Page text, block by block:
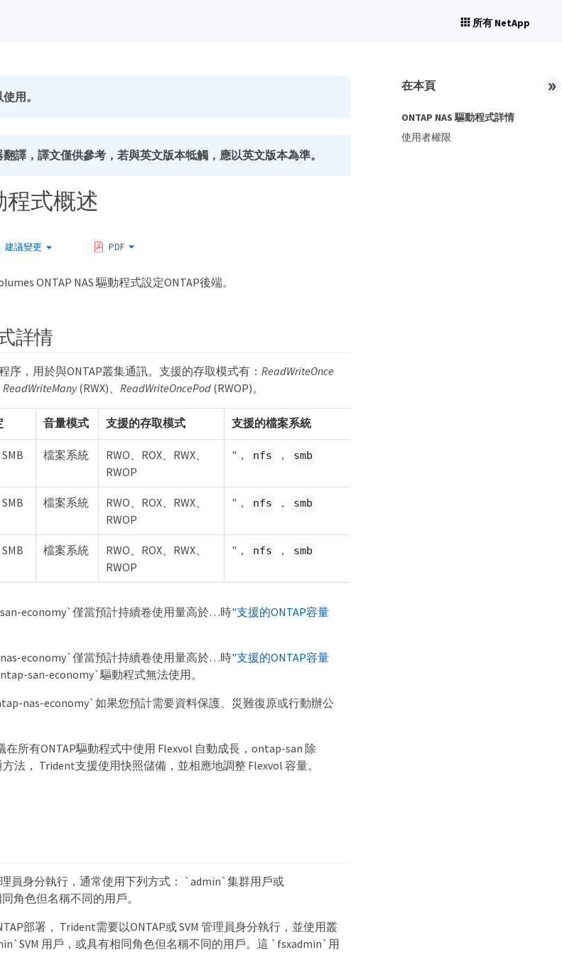
所有 NetApp
用。
譯，譯文僅供參考，若與英文版本牴觸，應以英文版本為準。
程式概述
建議變更 PDF
ONTAP NAS 驅動程式設定ONTAP後端。
詳情
序，用於與ONTAP叢集通訊。支援的存取模式有： ReadWriteOnce
ReadWriteMany(RWX)、 ReadWriteOncePod (RWOP)。
音量模式 支援的存取模式 支援的檔案系統
SMB 檔案系統
RWO、ROX、RWX、
RWOP
"， nfs ， smb
SMB 檔案系統
RWO、ROX、RWX、
RWOP
"， nfs ， smb
SMB 檔案系統
RWO、ROX、RWX、
RWOP
"， nfs ， smb
economy`僅當預計持續卷使用量高於…時"支援的ONTAP容量
economy`僅當預計持續卷使用量高於…時"支援的ONTAP容量
san-economy`驅動程式無法使用。
nas-economy`如果您預計需要資料保護、災難復原或行動辦公
在所有ONTAP驅動程式中使用 Flexvol 自動成長，ontap-san 除
法， Trident支援使用快照儲備，並相應地調整 Flexvol 容量。
理員身分執行，通常使用下列方式： `admin`集群用戶或
角色但名稱不同的用戶。
部署， Trident需要以ONTAP或 SVM 管理員身分執行，並使用叢
用戶，或具有相同角色但名稱不同的用戶。這 `fsxadmin`用
在本頁
ONTAP NAS 驅動程式詳情
使用者權限